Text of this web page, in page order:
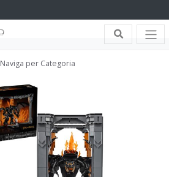
Naviga per Categoria